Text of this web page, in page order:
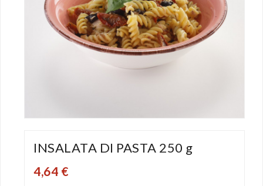
INSALATA DI PASTA 250 g
4,64 €